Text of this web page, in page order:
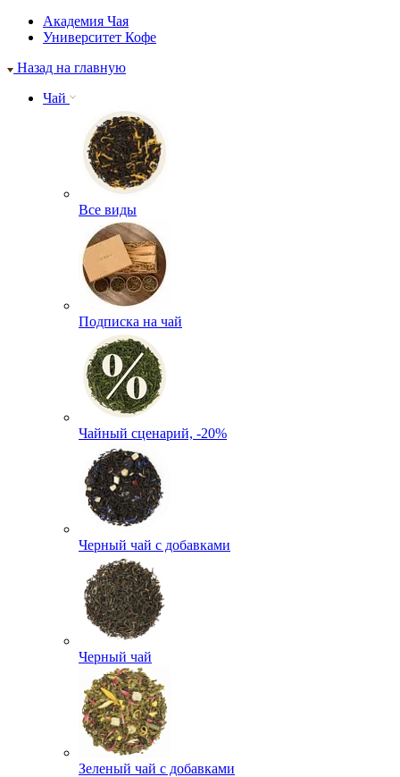
Академия Чая
Университет Кофе
Назад на главную
Чай
Все виды
Подписка на чай
Чайный сценарий, -20%
Черный чай с добавками
Черный чай
Зеленый чай с добавками